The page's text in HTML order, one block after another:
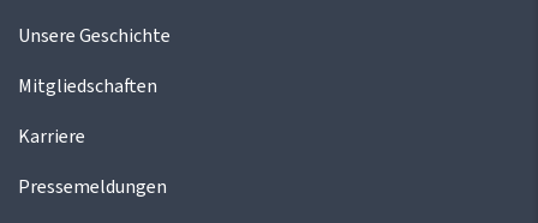
Unsere Geschichte
Mitgliedschaften
Karriere
Pressemeldungen